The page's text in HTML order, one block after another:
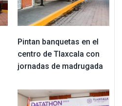
Pintan banquetas en el
centro de Tlaxcala con
jornadas de madrugada